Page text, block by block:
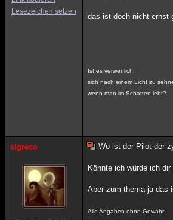
Lesezeichen setzen
das ist doch nicht ernst
Ist es verwerflich,
sich nach einem Licht zu
wenn man im Schatten lebt?
elgreco Wo ist der Pilot der
Könnte ich würde ich
Aber zum thema ja das
Alle Angaben ohne Gewähr